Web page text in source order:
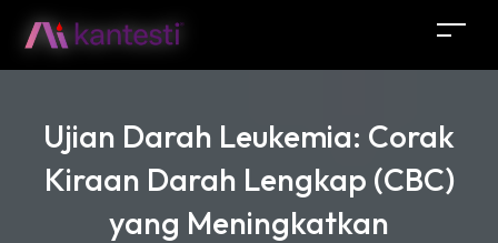
Ujian Darah Leukemia: Corak
Kiraan Darah Lengkap (CBC)
yang Meningkatkan